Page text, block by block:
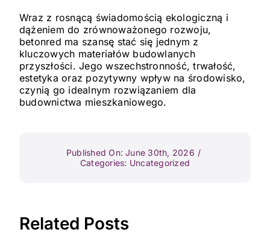
Wraz z rosnącą świadomością ekologiczną i
dążeniem do zrównoważonego rozwoju,
betonred ma szansę stać się jednym z
kluczowych materiałów budowlanych
przyszłości. Jego wszechstronność, trwałość,
estetyka oraz pozytywny wpływ na środowisko,
czynią go idealnym rozwiązaniem dla
budownictwa mieszkaniowego.
Published On: June 30th, 2026 /
Categories: Uncategorized
Related Posts